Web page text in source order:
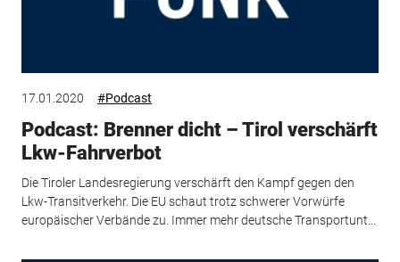
17.01.2020 #Podcast
Podcast: Brenner dicht – Tirol verschärft
Lkw-Fahrverbot
Die Tiroler Landesregierung verschärft den Kampf gegen den
Lkw-Transitverkehr. Die EU schaut trotz schwerer Vorwürfe
europäischer Verbände zu. Immer mehr deutsche Transportunt...